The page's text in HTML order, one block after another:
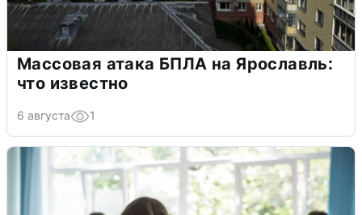
Массовая атака БПЛА на Ярославль:
что известно
6 августа 1